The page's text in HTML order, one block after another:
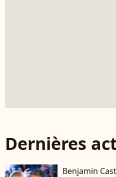
Dernières
Benjamin